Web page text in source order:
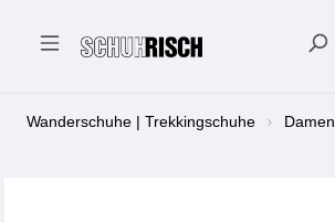
Wanderschuhe | Trekkingschuhe Damen